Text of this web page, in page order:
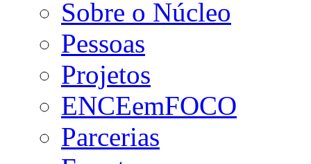
Sobre o Núcleo
Pessoas
Projetos
ENCEemFOCO
Parcerias